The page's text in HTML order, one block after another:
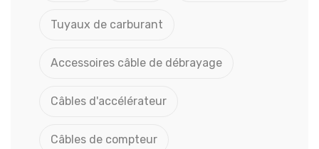
Tuyaux de carburant
Accessoires câble de débrayage
Câbles d'accélérateur
Câbles de compteur